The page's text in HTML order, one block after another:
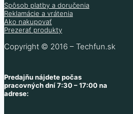
Spôsob platby a doručenia
Reklamácie a vrátenia
Ako nakupovať
Prezerať produkty
Copyright © 2016 – Techfun.sk
Predajňu nájdete počas
pracovných dní 7:30 – 17:00 na
adrese: